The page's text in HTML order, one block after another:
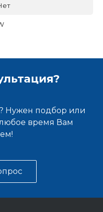
Нужен подбор или
время Вам